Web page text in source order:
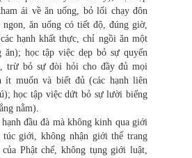
ái về ăn uống, bỏ lối chạy đôn
ăn uống có tiết độ, đúng giờ,
hạnh khất thực, chỉ ngồi ăn một
ăn); học tập việc dẹp bỏ sự quyến
trừ bỏ sự đòi hỏi cho đầy đủ mọi
ít muốn và biết đủ (các hạnh liên
học tập việc dứt bỏ sự lười biếng
nằm).
đầu đà mà không kinh qua giới
túc giới, không nhận giới thể trang
Phật chế, không tụng giới luật,